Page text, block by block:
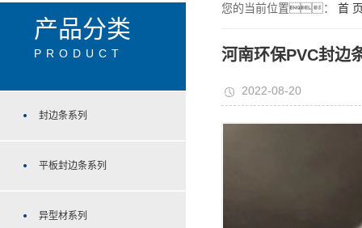
产品分类
PRODUCT
封边条系列
平板封边条系列
异型材系列
您的当前位置： 首
河南环保PVC封边
2022-08-20